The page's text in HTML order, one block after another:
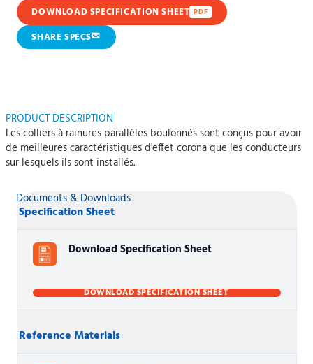
DOWNLOAD SPECIFICATION SHEET PDF
SHARE SPECS✉
PRODUCT DESCRIPTION
Les colliers à rainures parallèles boulonnés sont conçus pour avoir
de meilleures caractéristiques d'effet corona que les conducteurs
sur lesquels ils sont installés.
Documents & Downloads
Specification Sheet
Download Specification Sheet
DOWNLOAD SPECIFICATION SHEET
Reference Materials